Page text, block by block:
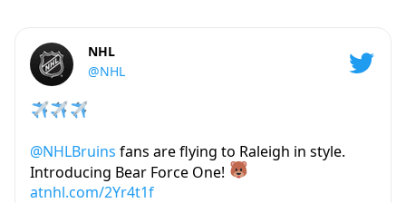
NHL
@NHL
@NHLBruins fans are flying to Raleigh in style.
Introducing Bear Force One!
atnhl.com/2Yr4t1f